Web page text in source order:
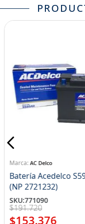
AC Delco
Batería Acedelco
(NP 2721232)
SKU:771090
$191.720
$153.376